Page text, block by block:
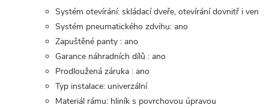
Systém otevírání: skládací dveře, otevírání dovnitř i ven
Systém pneumatického zdvihu: ano
Zapuštěné panty : ano
Garance náhradních dílů : ano
Prodloužená záruka : ano
Typ instalace: univerzální
Materiál rámu: hliník s povrchovou úpravou